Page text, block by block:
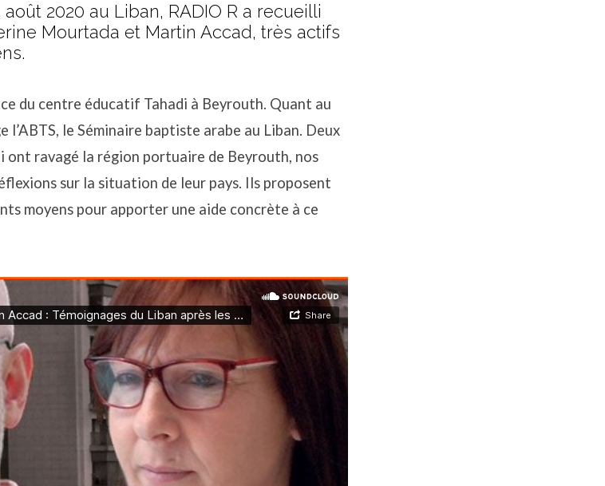
2020 au Liban, RADIO R a recueilli
Mourtada et Martin Accad, très actifs
du centre éducatif Tahadi à Beyrouth. Quant au
le Séminaire baptiste arabe au Liban. Deux
ont ravagé la région portuaire de Beyrouth, nos
sur la situation de leur pays. Ils proposent
moyens pour apporter une aide concrète à ce